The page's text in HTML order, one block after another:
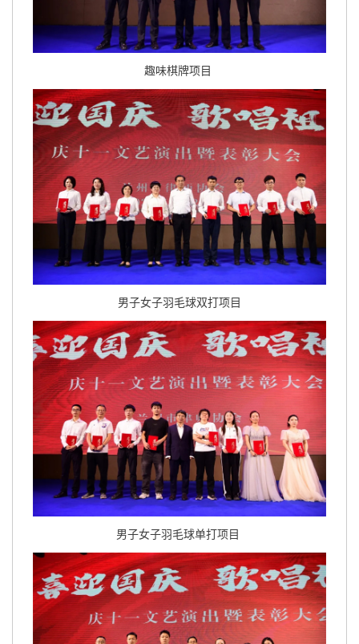
趣味棋牌项目
男子女子羽毛球双打项目
男子女子羽毛球单打项目